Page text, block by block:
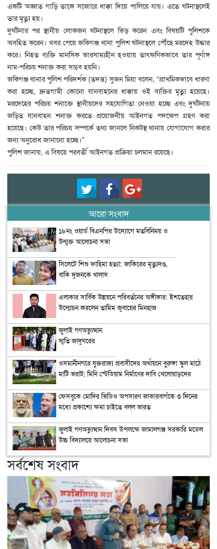
একটি অজ্ঞাত গাড়ি তাকে সজোরে ধাক্কা দিয়ে পালিয়ে যায়। এতে ঘটনাস্থলেই
তার মৃত্যু হয়।
দুর্ঘটনার পর স্থানীয় লোকজন ঘটনাস্থলে ভিড় করেন এবং বিষয়টি পুলিশকে
অবহিত করেন। খবর পেয়ে জকিগঞ্জ থানা পুলিশ ঘটনাস্থলে পৌঁছে মরদেহ উদ্ধার
করে। নিহত ব্যক্তি মানসিক ভারসাম্যহীন হওয়ায় তাৎক্ষণিকভাবে তার পূর্ণাঙ্গ
নাম-পরিচয় শনাক্ত করা সম্ভব হয়নি।
জকিগঞ্জ থানার পুলিশ পরিদর্শক (তদন্ত) সুজন মিয়া বলেন, “প্রাথমিকভাবে ধারণা
করা হচ্ছে, দ্রুতগামী কোনো যানবাহনের ধাক্কায় ওই ব্যক্তির মৃত্যু হয়েছে।
মরদেহের পরিচয় শনাক্তে স্থানীয়দের সহযোগিতা নেওয়া হচ্ছে এবং দুর্ঘটনায়
জড়িত যানবাহন শনাক্ত করতে প্রয়োজনীয় আইনগত পদক্ষেপ গ্রহণ করা
হয়েছে। কেউ তার পরিচয় সম্পর্কে তথ্য জানলে নিকটস্থ থানায় যোগাযোগ করার
জন্য অনুরোধ জানানো হচ্ছে।”
পুলিশ জানায়, এ বিষয়ে পরবর্তী আইনগত প্রক্রিয়া চলমান রয়েছে।
আরো সংবাদ
১৮নং ওয়ার্ড বিএনপির উদ্যোগে মতবিনিময় ও
উন্মুক্ত আলোচনা সভা
সিলেটে শিশু ফাহিমা হত্যা: জাকিরের মৃত্যুদণ্ড,
বাকি দুজনকে খালাস
এলাকার সার্বিক উন্নয়নে পরিবর্তনের অঙ্গীকার: ইশতেহার
উন্মোচন করলেন তামিম জুবায়ের মিনহাজ
জুলাই গণঅভ্যুত্থান
স্মৃতি জাদুঘরের
ওসমানীনগরে যুক্তরাজ্য প্রবাসীদের অর্থায়নে বুরুঙ্গা স্কুল মাঠে
মাটি ভরাট; মিনি স্টেডিয়াম নির্মাণের দাবি খেলোয়াড়দের
ফেসবুকে মোদির ভিডিও অপসারণ জাকারবার্গকে ৩ দিনের
মধ্যে প্রকাশ্যে ক্ষমা চাইতে বলল ভারত
জুলাই গণঅভ্যুত্থান দিবস উপলক্ষে জামালগঞ্জ সরকারি মডেল
উচ্চ বিদ্যালয়ে আলোচনা সভা
সর্বশেষ সংবাদ